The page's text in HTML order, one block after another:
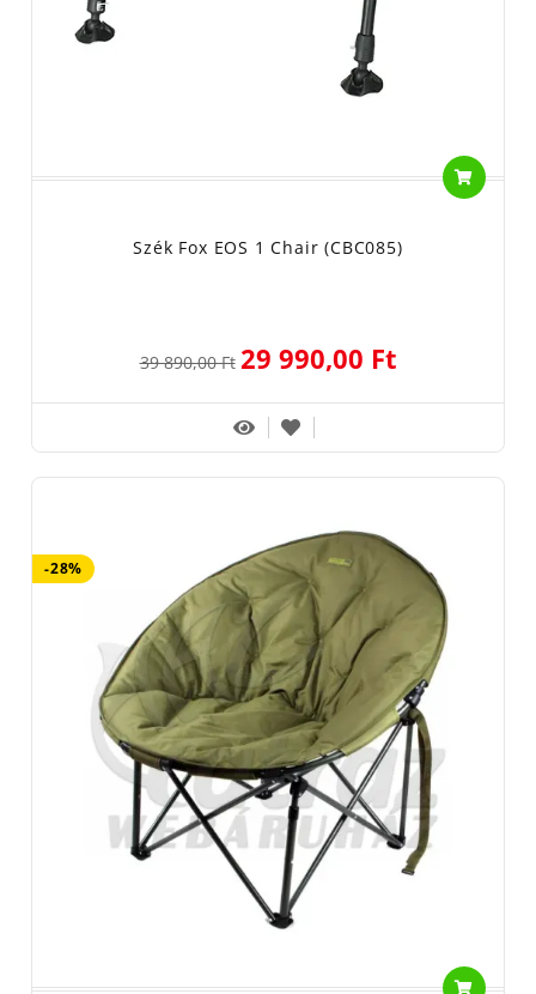
Szék Fox EOS 1 Chair (CBC085)
39 890,00 Ft 29 990,00 Ft
-28%